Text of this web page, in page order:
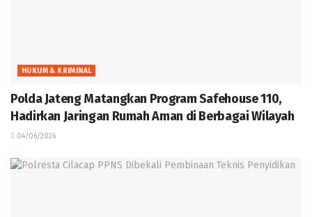
HUKUM & KRIMINAL
Polda Jateng Matangkan Program Safehouse 110,
Hadirkan Jaringan Rumah Aman di Berbagai Wilayah
04/06/2026